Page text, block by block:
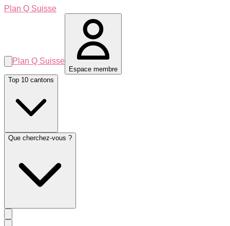
Plan Q Suisse
Plan Q Suisse
Espace membre
Top 10 cantons
Que cherchez-vous ?